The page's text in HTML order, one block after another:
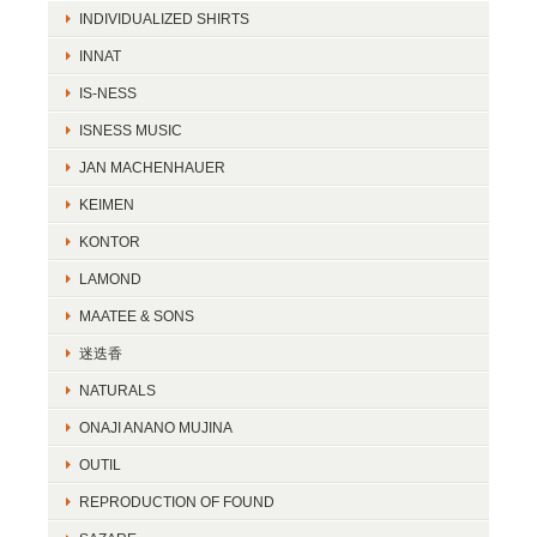
INDIVIDUALIZED SHIRTS
INNAT
IS-NESS
ISNESS MUSIC
JAN MACHENHAUER
KEIMEN
KONTOR
LAMOND
MAATEE & SONS
迷迭香
NATURALS
ONAJI ANANO MUJINA
OUTIL
REPRODUCTION OF FOUND